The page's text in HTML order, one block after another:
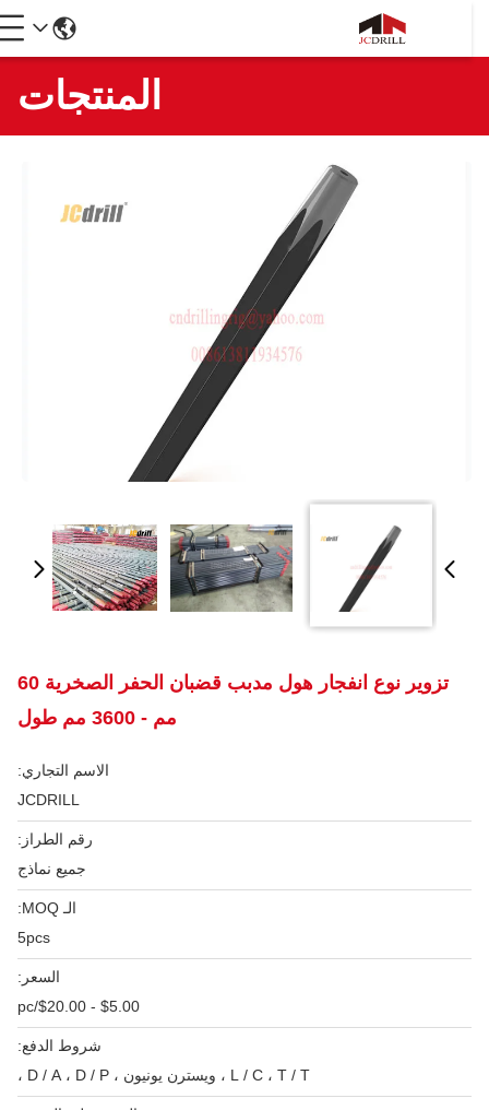
المنتجات
تزوير نوع انفجار هول مدبب قضبان الحفر الصخرية 60
مم - 3600 مم طول
الاسم التجاري:
JCDRILL
رقم الطراز:
جميع نماذج
الـ MOQ:
5pcs
السعر:
$5.00 - $20.00/pc
شروط الدفع:
L / C ، T / T ، ويسترن يونيون ، D / A ، D / P ،